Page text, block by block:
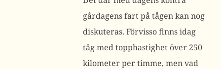
gårdagens fart på tågen kan nog
diskuteras. Förvisso finns idag
tåg med topphastighet över 250
kilometer per timme, men vad